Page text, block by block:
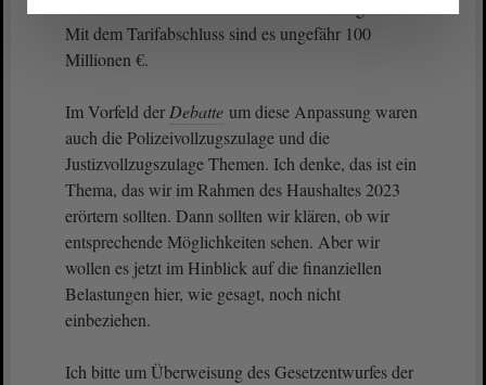
Mit dem Tarifabschluss sind es ungefähr 100
Millionen €.
Im Vorfeld der Debatte um diese Anpassung waren
auch die Polizeivollzugszulage und die
Justizvollzugszulage Themen. Ich denke, das ist ein
Thema, das wir im Rahmen des Haushaltes 2023
erörtern sollten. Dann sollten wir klären, ob wir
entsprechende Möglichkeiten sehen. Aber wir
wollen es jetzt im Hinblick auf die finanziellen
Belastungen hier, wie gesagt, noch nicht
einbeziehen.
Ich bitte um Überweisung des Gesetzentwurfes der